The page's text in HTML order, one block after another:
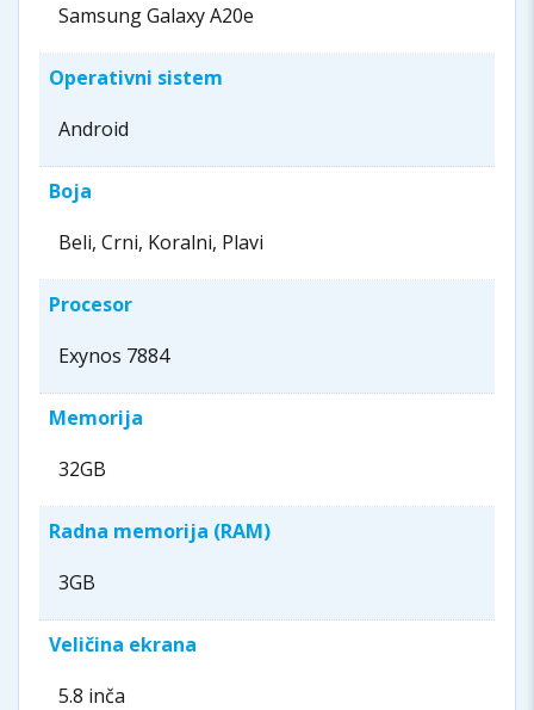
Samsung Galaxy A20e
Operativni sistem
Android
Boja
Beli, Crni, Koralni, Plavi
Procesor
Exynos 7884
Memorija
32GB
Radna memorija (RAM)
3GB
Veličina ekrana
5.8 inča